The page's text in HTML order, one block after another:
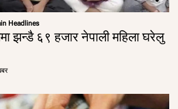
Headlines
झन्डै ६९ हजार नेपाली महिला घरेलु